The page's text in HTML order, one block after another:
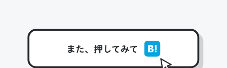
回線代ほとんどかからないですよ。参考：
https://toyoshi.hatenablog.com/entry/2019/05/15/1805
34